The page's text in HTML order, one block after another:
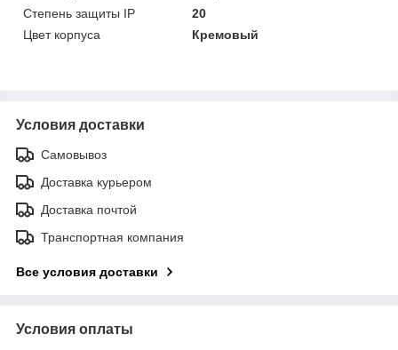
Степень защиты IP
20
Цвет корпуса
Кремовый
Условия доставки
Самовывоз
Доставка курьером
Доставка почтой
Транспортная компания
Все условия доставки
Условия оплаты